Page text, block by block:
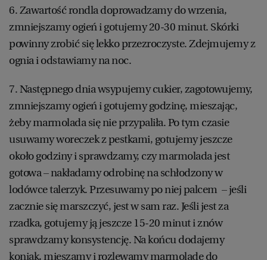
6. Zawartość rondla doprowadzamy do wrzenia,
zmniejszamy ogień i gotujemy 20-30 minut. Skórki
powinny zrobić się lekko przezroczyste. Zdejmujemy z
ognia i odstawiamy na noc.
7. Następnego dnia wsypujemy cukier, zagotowujemy,
zmniejszamy ogień i gotujemy godzinę, mieszając,
żeby marmolada się nie przypaliła. Po tym czasie
usuwamy woreczek z pestkami, gotujemy jeszcze
około godziny i sprawdzamy, czy marmolada jest
gotowa – nakładamy odrobinę na schłodzony w
lodówce talerzyk. Przesuwamy po niej palcem – jeśli
zacznie się marszczyć, jest w sam raz. Jeśli jest za
rzadka, gotujemy ją jeszcze 15-20 minut i znów
sprawdzamy konsystencję. Na końcu dodajemy
koniak, mieszamy i rozlewamy marmoladę do